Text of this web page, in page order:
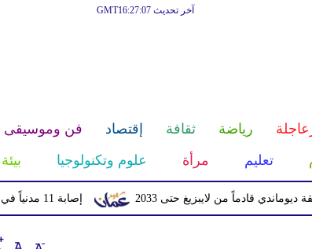
آخر تحديث GMT16:27:07
رياضة ثقافة إقتصاد فن وموسيقى
تعليم مرأة علوم وتكنولوجيا بيئة
إصابة 11 مدنياً في نجران جراء اعتداءات حوثية بالمقذوفات من لايبزيغ حتى 2033